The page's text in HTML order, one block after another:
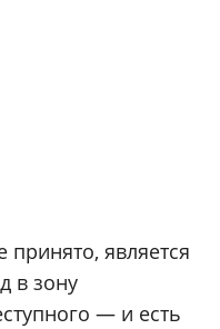
является
в зону
— и есть